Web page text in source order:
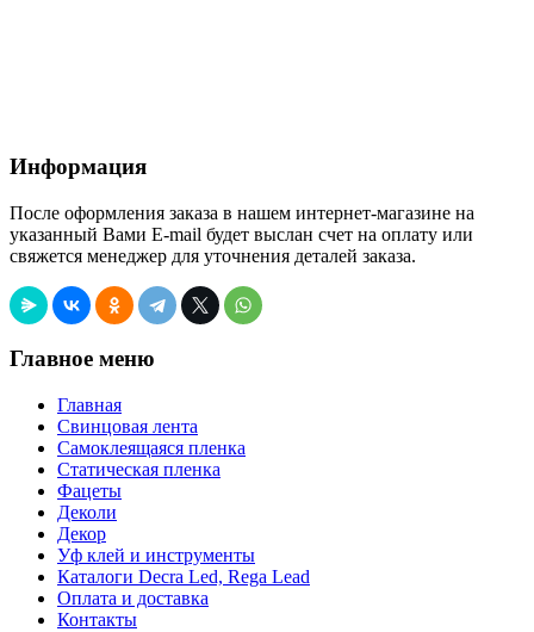
Информация
После оформления заказа в нашем интернет-магазине на
указанный Вами E-mail будет выслан счет на оплату или
свяжется менеджер для уточнения деталей заказа.
Главное меню
Главная
Свинцовая лента
Самоклеящаяся пленка
Статическая пленка
Фацеты
Деколи
Декор
Уф клей и инструменты
Каталоги Decra Led, Rega Lead
Оплата и доставка
Контакты